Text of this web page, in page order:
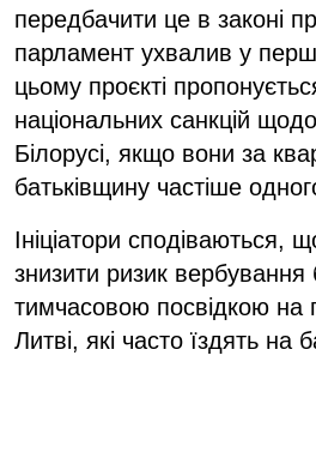
передбачити це в законі
парламент ухвалив у
цьому проєкті
національних санкцій
Білорусі, якщо вони за
батьківщину частіше
Ініціатори сподіваються,
знизити ризик вербування
тимчасовою посвідкою на
Литві, які часто їздять на